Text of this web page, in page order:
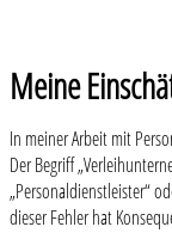
Meine
In meiner Arbeit mit
Der Begriff
„Personaldienstleister“
dieser Fehler hat